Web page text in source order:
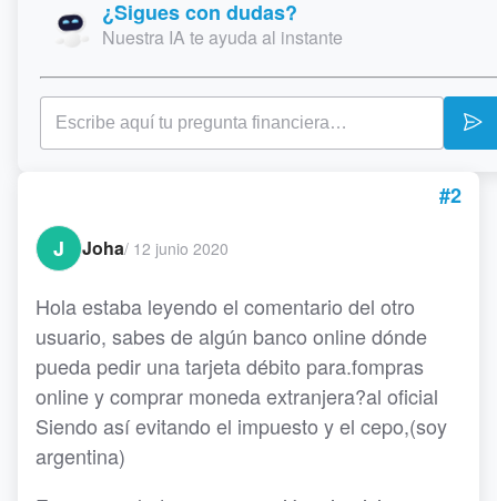
¿Sigues con dudas?
Nuestra IA te ayuda al instante
#2
J
Joha/ 12 junio 2020
Hola estaba leyendo el comentario del otro
usuario, sabes de algún banco online dónde
pueda pedir una tarjeta débito para.fompras
online y comprar moneda extranjera?al oficial
Siendo así evitando el impuesto y el cepo,(soy
argentina)